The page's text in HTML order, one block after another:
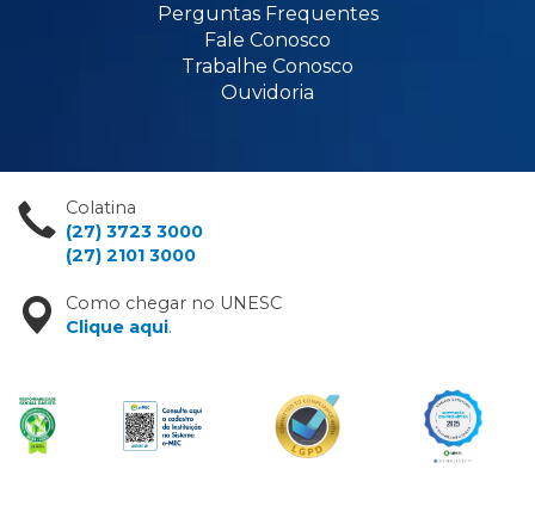
Perguntas Frequentes
Fale Conosco
Trabalhe Conosco
Ouvidoria
Colatina
(27) 3723 3000
(27) 2101 3000
Como chegar no UNESC
Clique aqui.